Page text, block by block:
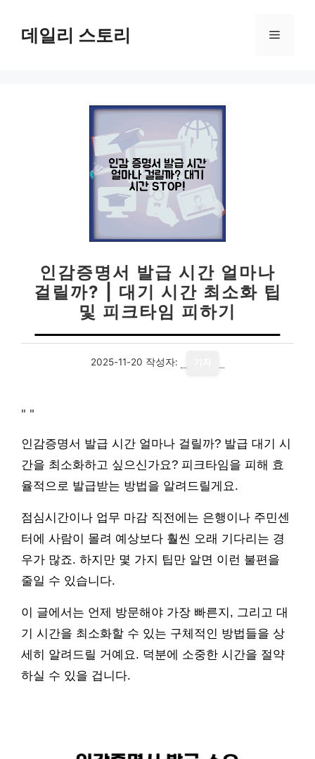
데일리 스토리 메
인감증명서 발급 시간 얼마나
걸릴까? | 대기 시간 최소화 팁
및 피크타임 피하기
2025-11-20 작성자:
" "
인감증명서 발급 시간 얼마나 걸릴까? 발급 대기 시
간을 최소화하고 싶으신가요? 피크타임을 피해 효
율적으로 발급받는 방법을 알려드릴게요.
점심시간이나 업무 마감 직전에는 은행이나 주민센
터에 사람이 몰려 예상보다 훨씬 오래 기다리는 경
우가 많죠. 하지만 몇 가지 팁만 알면 이런 불편을
줄일 수 있습니다.
이 글에서는 언제 방문해야 가장 빠른지, 그리고 대
기 시간을 최소화할 수 있는 구체적인 방법들을 상
세히 알려드릴 거예요. 덕분에 소중한 시간을 절약
하실 수 있을 겁니다.